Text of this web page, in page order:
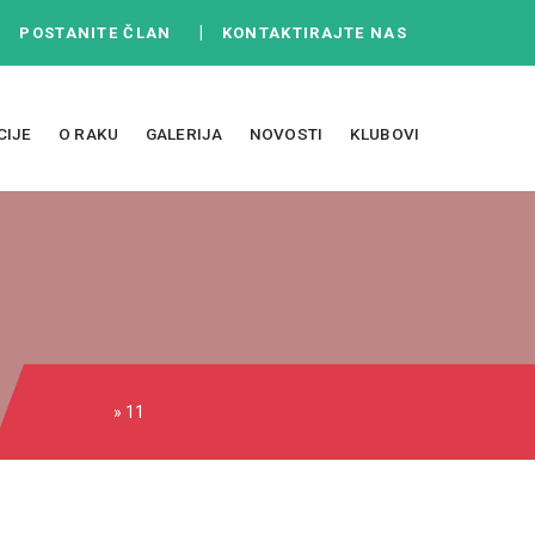
POSTANITE ČLAN KONTAKTIRAJTE NAS
O RAKU GALERIJA NOVOSTI KLUBOVI
» 11